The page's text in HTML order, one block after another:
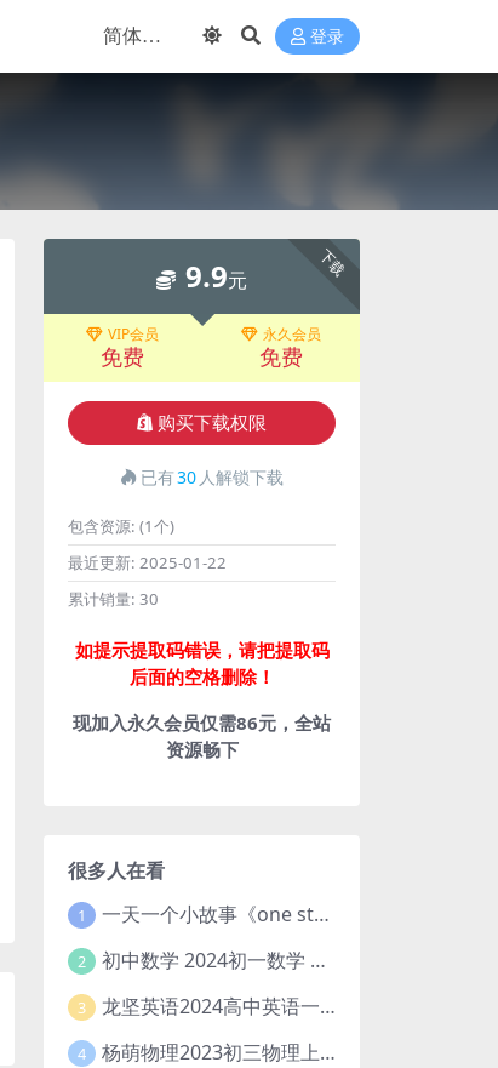
登录
下载
9.9元
VIP会员
免费
永久会员
免费
购买下载权限
已有30 人解锁下载
包含资源: (1个)
最近更新: 2025-01-22
累计销量: 30
如提示提取码错误，请把提取码
后面的空格删除！
现加入永久会员仅需86元，全站
资源畅下
很多人在看
1 一天一个小故事《one story a day》初中版 百度网盘分享下载
2 初中数学 2024初一数学 朱韬数学 S班春季下 A+班春季下 百度云网盘
3 龙坚英语2024高中英语一轮系统班(全国卷+北京卷)
4 杨萌物理2023初三物理上秋季A+班(视频+讲义) 百度网盘分享